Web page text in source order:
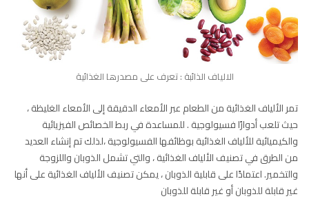
الالياف الذائبة : تعرف على مصدرها الغذائية
تمر الألياف الغذائية من الطعام عبر الأمعاء الدقيقة إلى الأمعاء الغليظة ،
حيث تلعب أدوارًا فسيولوجية . للمساعدة في ربط الخصائص الفيزيائية
والكيميائية للألياف الغذائية بوظائفها الفسيولوجية ،لذلك تم إنشاء العديد
من الطرق في تصنيف الألياف الغذائية ، والتي تشمل الذوبان واللزوجة
والتخمير. اعتمادًا على قابلية الذوبان ، يمكن تصنيف الألياف الغذائية على أنها
غير قابلة للذوبان أو غير قابلة للذوبان